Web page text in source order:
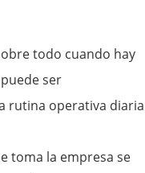
todo cuando hay
ser
rutina operativa diaria
toma la empresa se